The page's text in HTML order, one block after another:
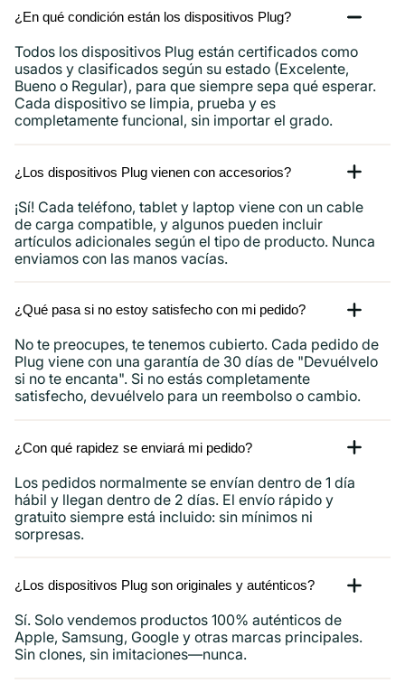
¿En qué condición están los dispositivos Plug?
Todos los dispositivos Plug están certificados como
usados ​​y clasificados según su estado (Excelente,
Bueno o Regular), para que siempre sepa qué esperar.
Cada dispositivo se limpia, prueba y es
completamente funcional, sin importar el grado.
¿Los dispositivos Plug vienen con accesorios?
¡Sí! Cada teléfono, tablet y laptop viene con un cable
de carga compatible, y algunos pueden incluir
artículos adicionales según el tipo de producto. Nunca
enviamos con las manos vacías.
¿Qué pasa si no estoy satisfecho con mi pedido?
No te preocupes, te tenemos cubierto. Cada pedido de
Plug viene con una garantía de 30 días de "Devuélvelo
si no te encanta". Si no estás completamente
satisfecho, devuélvelo para un reembolso o cambio.
¿Con qué rapidez se enviará mi pedido?
Los pedidos normalmente se envían dentro de 1 día
hábil y llegan dentro de 2 días. El envío rápido y
gratuito siempre está incluido: sin mínimos ni
sorpresas.
¿Los dispositivos Plug son originales y auténticos?
Sí. Solo vendemos productos 100% auténticos de
Apple, Samsung, Google y otras marcas principales.
Sin clones, sin imitaciones—nunca.